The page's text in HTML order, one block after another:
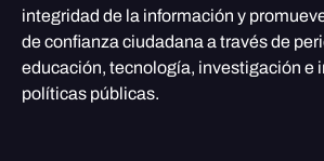
integridad de la información y
de confianza ciudadana a través de
educación, tecnología, investigación e
políticas públicas.